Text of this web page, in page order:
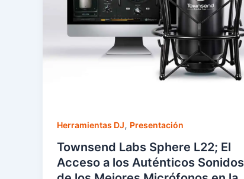
Herramientas DJ, Presentación
Townsend Labs Sphere L22; El
Acceso a los Auténticos Sonidos